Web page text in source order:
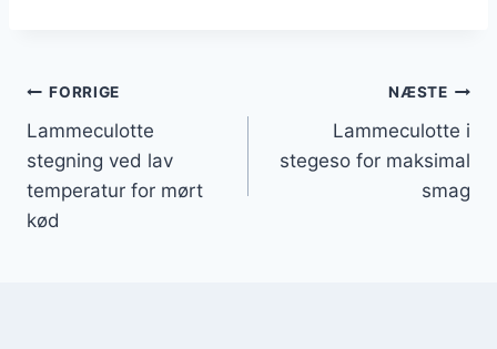
Indlægsnavigation
FORRIGE
Lammeculotte
stegning ved lav
temperatur for mørt
kød
NÆSTE
Lammeculotte i
stegeso for maksimal
smag